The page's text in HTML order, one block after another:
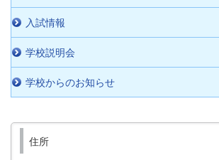
入試情報
学校説明会
学校からのお知らせ
住所